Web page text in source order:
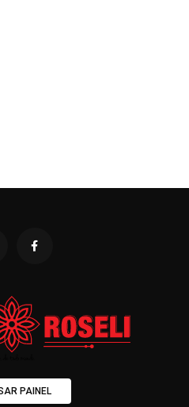
PAINEL